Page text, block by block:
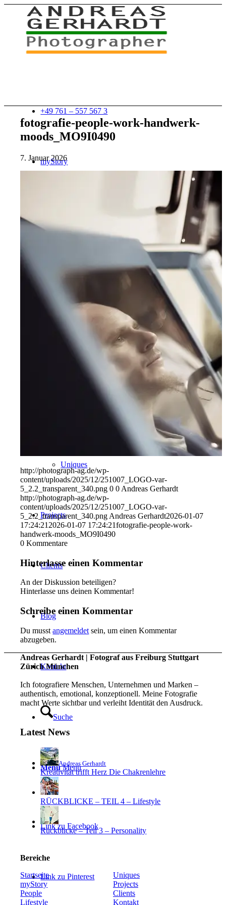
+49 761 – 557 567 3
myStory
Corporate
Uniques
Projects
Clients
Blog
Kontakt
Suche
Menü Menü
Link zu Facebook
Link zu Pinterest
fotografie-people-work-handwerk-
moods_MO9I0490
7. Januar 2026
http://photograph-ag.de/wp-
content/uploads/2025/12/251007_LOGO-var-
5_2.2_transparent_340.png 0 0 Andreas Gerhardt
http://photograph-ag.de/wp-
content/uploads/2025/12/251007_LOGO-var-
5_2.2_transparent_340.png Andreas Gerhardt2026-01-07
17:24:21 2026-01-07 17:24:21fotografie-people-work-
handwerk-moods_MO9I0490
0 Kommentare
Hinterlasse einen Kommentar
An der Diskussion beteiligen?
Hinterlasse uns deinen Kommentar!
Schreibe einen Kommentar
Du musstangemeldet sein, um einen Kommentar
abzugeben.
Andreas Gerhardt | Fotograf aus Freiburg Stuttgart
Zürich München
Ich fotografiere Menschen, Unternehmen und Marken –
authentisch, emotional, konzeptionell. Meine Fotografie
macht Werte sichtbar und verleiht Identität den Ausdruck.
Latest News
Andreas Gerhardt
Kreativität trifft Herz Die Chakrenlehre
RÜCKBLICKE – TEIL 4 – Lifestyle
Rückblicke – Teil 3 – Personality
Bereiche
Startseite
myStory
People
Lifestyle
Uniques
Projects
Clients
Kontakt